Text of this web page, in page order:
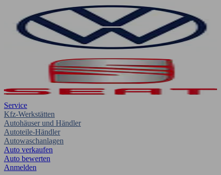
Service
Kfz-Werkstätten
Autohäuser und Händler
Autoteile-Händler
Autowaschanlagen
Auto verkaufen
Auto bewerten
Anmelden